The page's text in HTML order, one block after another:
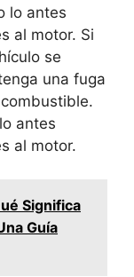
lo antes
al motor. Si
se
una fuga
antes
al motor.
Significa
Guía